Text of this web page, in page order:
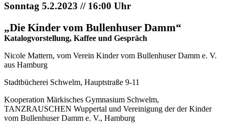
Sonntag 5.2.2023 // 16:00 Uhr
„Die Kinder vom Bullenhuser Damm“
Katalogvorstellung, Kaffee und Gespräch
Nicole Mattern, vom Verein Kinder vom Bullenhuser Damm e. V.
aus Hamburg
Stadtbücherei Schwelm, Hauptstraße 9-11
Kooperation Märkisches Gymnasium Schwelm,
TANZRAUSCHEN Wuppertal und Vereinigung der der Kinder
vom Bullenhuser Damm e. V., Hamburg